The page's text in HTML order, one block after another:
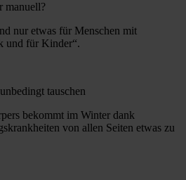
manuell?
nur etwas für Menschen mit
und für Kinder“.
tauschen
bekommt im Winter dank
von allen Seiten etwas zu